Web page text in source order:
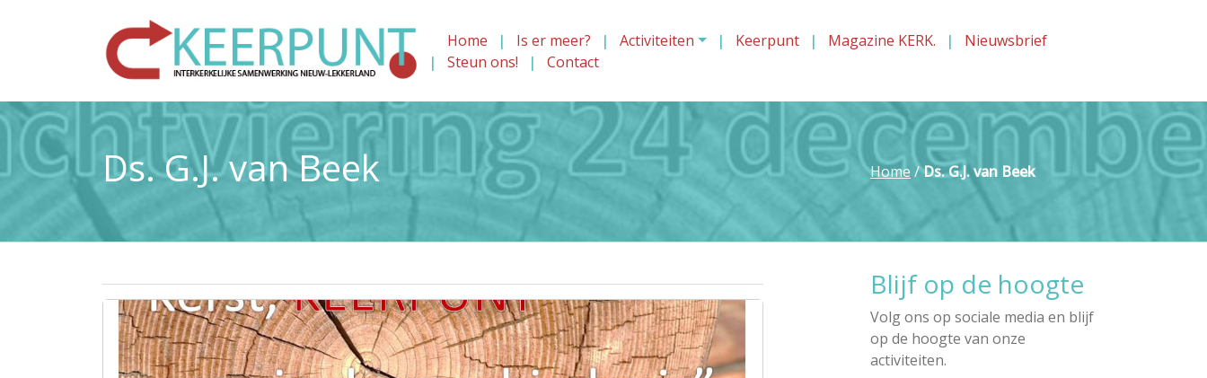
Home Is er meer? Activiteiten Keerpunt Magazine KERK.
Nieuwsbrief
Steun ons!
Contact
Ds. G.J. van Beek Home /Ds. G.J. van Beek
Blijf op de hoogte
Volg ons op sociale media en blijf
op de hoogte van onze
activiteiten.